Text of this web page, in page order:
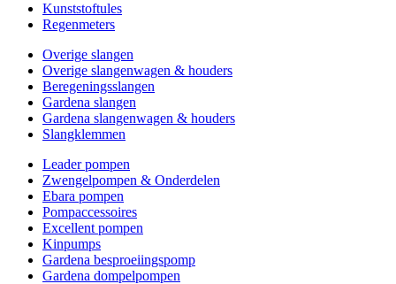
Kunststoftules
Regenmeters
Overige slangen
Overige slangenwagen & houders
Beregeningsslangen
Gardena slangen
Gardena slangenwagen & houders
Slangklemmen
Leader pompen
Zwengelpompen & Onderdelen
Ebara pompen
Pompaccessoires
Excellent pompen
Kinpumps
Gardena besproeiingspomp
Gardena dompelpompen